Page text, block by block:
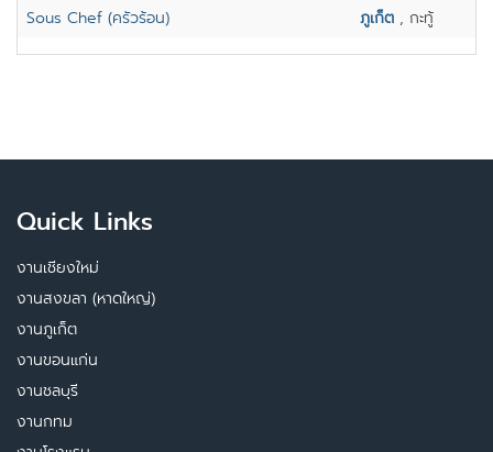
Sous Chef (ครัวร้อน)
ภูเก็ต , กะทู้
Quick Links
งานเชียงใหม่
งานสงขลา (หาดใหญ่)
งานภูเก็ต
งานขอนแก่น
งานชลบุรี
งานกทม